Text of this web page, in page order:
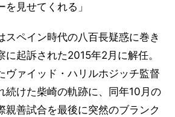
見せてくれる」
スペイン時代の八百長疑惑に巻き
に起訴された2015年2月に解任。
ヴァイッド・ハリルホジッチ監督
続けた柴崎の軌跡に、同年10月の
親善試合を最後に突然のブランク